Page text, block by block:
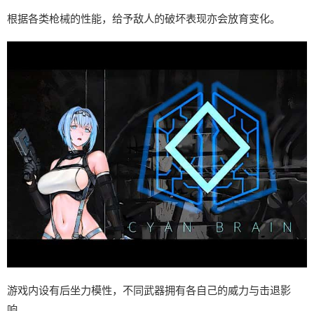
根据各类枪械的性能，给予敌人的破坏表现亦会放育变化。
游戏内设有后坐力模性，不同武器拥有各自己的威力与击退影